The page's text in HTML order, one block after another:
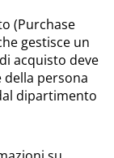
(Purchase
gestisce un
acquisto deve
persona
dipartimento